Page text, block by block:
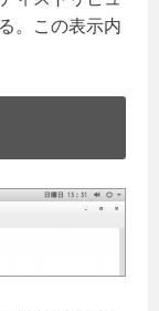
。この表示内